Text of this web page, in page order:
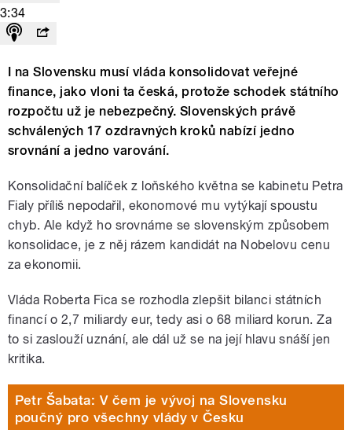
3:34
I na Slovensku musí vláda konsolidovat veřejné
finance, jako vloni ta česká, protože schodek státního
rozpočtu už je nebezpečný. Slovenských právě
schválených 17 ozdravných kroků nabízí jedno
srovnání a jedno varování.
Konsolidační balíček z loňského května se kabinetu Petra
Fialy příliš nepodařil, ekonomové mu vytýkají spoustu
chyb. Ale když ho srovnáme se slovenským způsobem
konsolidace, je z něj rázem kandidát na Nobelovu cenu
za ekonomii.
Vláda Roberta Fica se rozhodla zlepšit bilanci státních
financí o 2,7 miliardy eur, tedy asi o 68 miliard korun. Za
to si zaslouží uznání, ale dál už se na její hlavu snáší jen
kritika.
Petr Šabata: V čem je vývoj na Slovensku
poučný pro všechny vlády v Česku